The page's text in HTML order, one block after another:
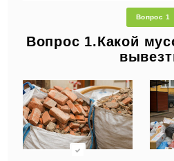
Вопрос 1
Вопрос 1.Какой